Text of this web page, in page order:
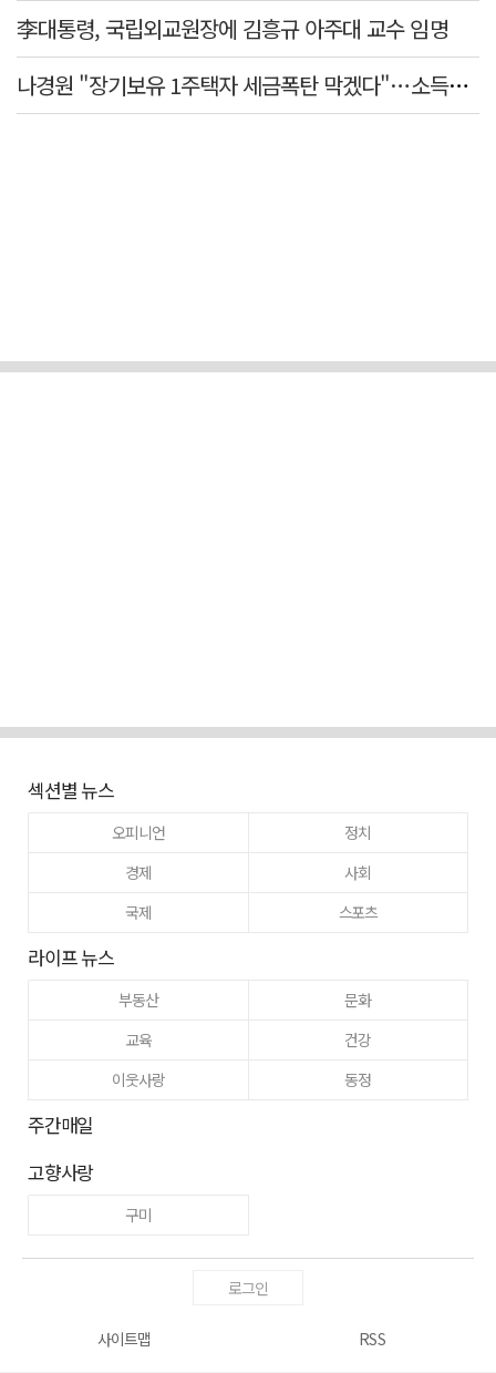
李대통령, 국립외교원장에 김흥규 아주대 교수 임명
나경원 "장기보유 1주택자 세금폭탄 막겠다"…소득세법 개정안 발의
섹션별 뉴스
오피니언
정치
경제
사회
국제
스포츠
라이프 뉴스
부동산
문화
교육
건강
이웃사랑
동정
주간매일
고향사랑
구미
로그인
사이트맵 RSS